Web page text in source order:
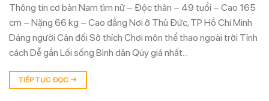
Thông tin cơ bản Nam tìm nữ – Độc thân – 49 tuổi – Cao 165
cm – Nặng 66 kg – Cao đẳng Nơi ở Thủ Đức, TP Hồ Chí Minh
Dáng người Cân đối Sở thích Chơi môn thể thao ngoài trời Tính
cách Dễ gần Lối sống Bình dân Qúy giá nhất…
TIẾP TỤC ĐỌC →